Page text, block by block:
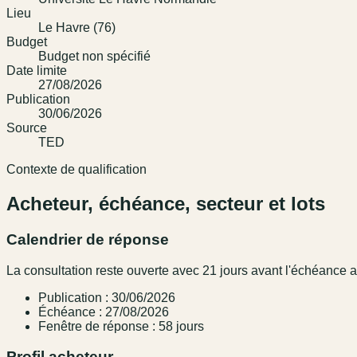
Lieu
Le Havre (76)
Budget
Budget non spécifié
Date limite
27/08/2026
Publication
30/06/2026
Source
TED
Contexte de qualification
Acheteur, échéance, secteur et lots
Calendrier de réponse
La consultation reste ouverte avec 21 jours avant l'échéance
Publication : 30/06/2026
Échéance : 27/08/2026
Fenêtre de réponse : 58 jours